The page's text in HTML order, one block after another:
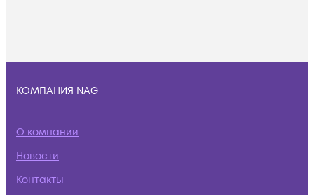
КОМПАНИЯ NAG
О компании
Новости
Контакты